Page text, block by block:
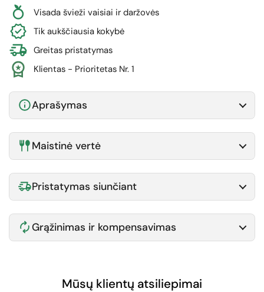
Visada švieži vaisiai ir daržovės
Tik aukščiausia kokybė
Greitas pristatymas
Klientas - Prioritetas Nr. 1
Aprašymas
Maistinė vertė
Pristatymas siunčiant
Grąžinimas ir kompensavimas
Mūsų klientų atsiliepimai